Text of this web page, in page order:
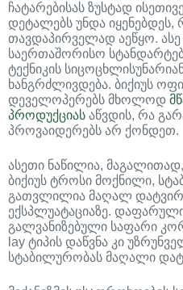
ჩატარებისას ზუსტად
დეტალებს უნდა
თავდაპირველად აეწყო.
საერთაშორისო
ტექნიკის
ხანგრძლივდება. ბიქიუს
დეველოპერებს მხოლოდ
პროდუქციას აწვდის, რა
პროვაიდერებს არ ქონდეთ.
ასეთი ნაწილია,
ბიქიუს ტროსი მოქნილი,
გათვლილია მაღალ
ექსპლუატაციაზე.
გალვანიზებული საფარი
lay ტიპის დაწვნა კი
სტაბილურობას მაღალი